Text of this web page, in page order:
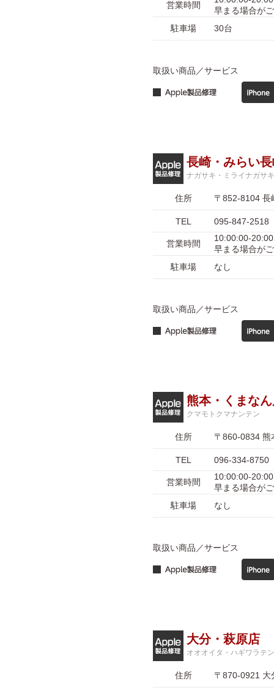
営業時間
早まる場合が
駐車場
30台
取扱い商品／サービス
長崎・みらい
ナガサキ・ミライナガサ
住所 〒852-8104 長
TEL 095-847-2518
営業時間
10:00:00-
早まる場合が
駐車場
なし
取扱い商品／サービス
熊本・くまな
クマモトクマナンテン
住所 〒860-0834 熊
TEL 096-334-8750
営業時間
10:00:00-
早まる場合が
駐車場
なし
取扱い商品／サービス
大分・萩原店
オオオイタ・ハギワラテン
住所 〒870-0921 大